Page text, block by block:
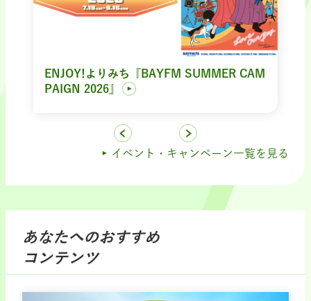
ENJOY!よりみち『BAYFM SUMMER CAM
PAIGN 2026』
イベント・キャンペーン一覧を見る
あなたへのおすすめ
コンテンツ